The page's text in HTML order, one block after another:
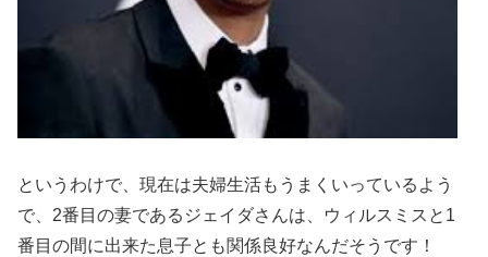
というわけで、現在は夫婦生活もうまくいっているよう
で、2番目の妻であるジェイダさんは、ウィルスミスと1
番目の間に出来た息子とも関係良好なんだそうです！